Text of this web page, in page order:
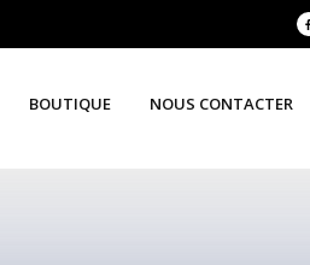
BOUTIQUE NOUS CONTACTER